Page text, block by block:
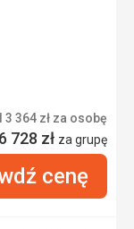
3 364 zł za osobę
6 728 zł za grupę
cenę